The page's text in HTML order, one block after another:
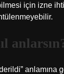
için izne
anlamına